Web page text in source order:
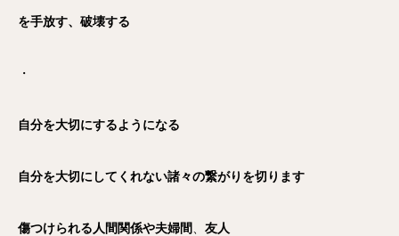
を手放す、破壊する
・
自分を大切にするようになる
自分を大切にしてくれない諸々の繋がりを切ります
傷つけられる人間関係や夫婦間 、 友人